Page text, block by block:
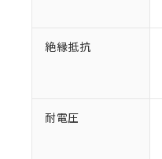
絶縁抵抗
耐電圧